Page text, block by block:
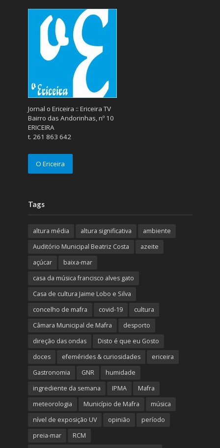
Jornal o Ericeira :: Ericeira TV
Bairro das Andorinhas, nº 10
ERICEIRA
t. 261 863 642
O Ericeira
Tags
altura média altura significativa
ambiente
Auditório Municipal Beatriz Costa
azeite
açúcar
baixa-mar
casa da música francisco alves gato
Casa de cultura Jaime Lobo e Silva
concelho de mafra
covid-19
cultura
Câmara Municipal de Mafra
desporto
direção das ondas
Disto é que eu Gosto
doces
efemérides & curiosidades
ericeira
Gastronomia
GNR
humidade
ingrediente da semana
IPMA
Mafra
meteorologia
Município de Mafra
música
nível de exposição UV
opinião
período
preia-mar
RCM